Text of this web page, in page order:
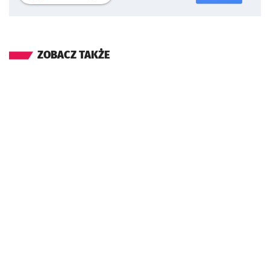
ZOBACZ TAKŻE